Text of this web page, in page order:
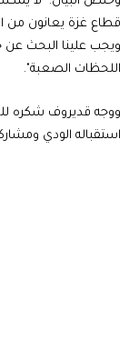
قطاع غزة يعانون من
ويجب علينا البحث
اللحظات الصعبة".
ووجه قديروف شكره
استقباله الودي